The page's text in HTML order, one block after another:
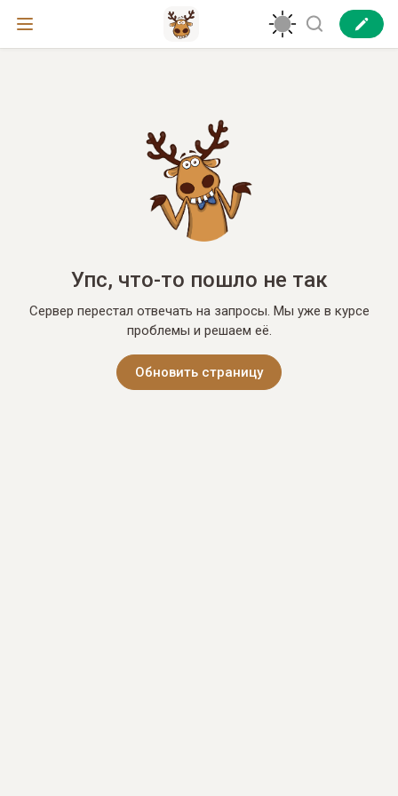
Упс, что-то пошло не так
Сервер перестал отвечать на запросы. Мы уже в курсе
проблемы и решаем её.
Обновить страницу